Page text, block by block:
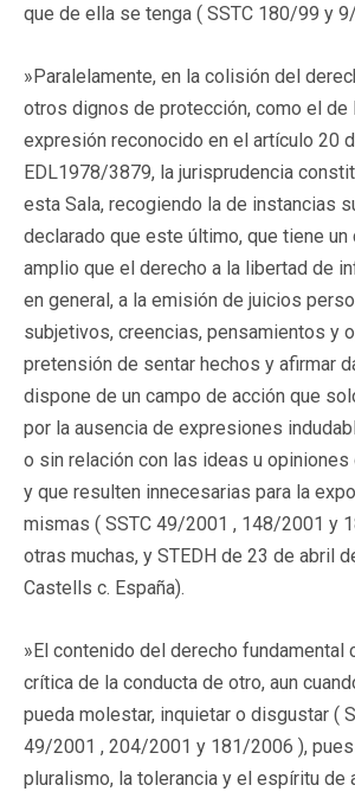
que de ella se tenga ( SSTC 180/99 y
»Paralelamente, en la colisión del
otros dignos de protección, como el de
expresión reconocido en el artículo 20
EDL1978/3879, la jurisprudencia
esta Sala, recogiendo la de instancias
declarado que este último, que tiene un
amplio que el derecho a la libertad de
en general, a la emisión de juicios
subjetivos, creencias, pensamientos y
pretensión de sentar hechos y afirmar
dispone de un campo de acción que
por la ausencia de expresiones
o sin relación con las ideas u opiniones
y que resulten innecesarias para la
mismas ( SSTC 49/2001 , 148/2001 y
otras muchas, y STEDH de 23 de abril
Castells c. España).
»El contenido del derecho fundamental
crítica de la conducta de otro, aun
pueda molestar, inquietar o disgustar (
49/2001 , 204/2001 y 181/2006 ),
pluralismo, la tolerancia y el espíritu de